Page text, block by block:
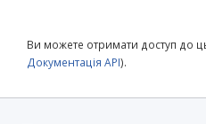
Ви можете отримати доступ до
Документація API).